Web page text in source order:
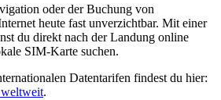
oder der Buchung von
heute fast unverzichtbar. Mit einer
du direkt nach der Landung online
SIM-Karte suchen.
Datentarifen findest du hier:
.